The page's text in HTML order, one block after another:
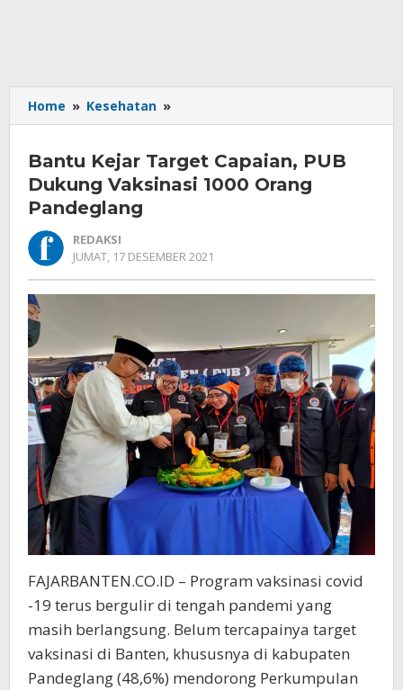
Home » Kesehatan »
Kejar
Capaian,
PUB
Orang
Pandeglang
Bantu Kejar Target Capaian, PUB
Dukung Vaksinasi 1000 Orang
Pandeglang
REDAKSI
JUMAT, 17 DESEMBER 2021
FAJARBANTEN.CO.ID – Program vaksinasi covid
-19 terus bergulir di tengah pandemi yang
masih berlangsung. Belum tercapainya target
vaksinasi di Banten, khususnya di kabupaten
Pandeglang (48,6%) mendorong Perkumpulan